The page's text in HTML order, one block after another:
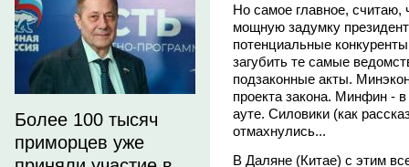
Более 100 тысяч
приморцев уже
Но самое главное, считаю,
мощную задумку
потенциальные
загубить те самые
подзаконные акты.
проекта закона. Минфин -
ауте. Силовики (как
отмахнулись...
В Даляне (Китае) с этим